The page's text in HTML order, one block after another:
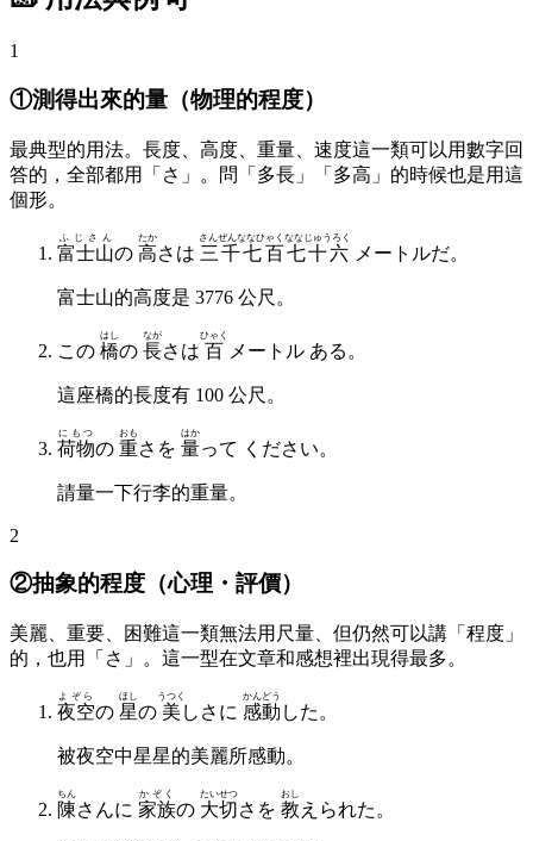
1
①測得出來的量（物理的程度）
最典型的用法。長度、高度、重量、速度這一類可以用數字回
答的，全部都用「さ」。問「多長」「多高」的時候也是用這
個形。
富士山
ふじさん
の 高
たか
さは 三千七百七十六
さんぜんななひゃくななじゅうろく
メートルだ。
富士山的高度是 3776 公尺。
この 橋
はし
の 長
なが
さは 百
ひゃく
メートル ある。
這座橋的長度有 100 公尺。
荷物
にもつ
の 重
おも
さを 量
はか
って ください。
請量一下行李的重量。
2
②抽象的程度（心理・評價）
美麗、重要、困難這一類無法用尺量、但仍然可以講「程度」
的，也用「さ」。這一型在文章和感想裡出現得最多。
夜空
よぞら
の 星
ほし
の 美
うつく
しさに 感動
かんどう
した。
被夜空中星星的美麗所感動。
陳
ちん
さんに 家族
かぞく
の 大切
たいせつ
さを 教
おし
えられた。